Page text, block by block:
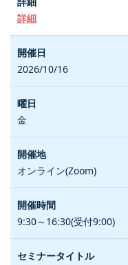
詳細
2026/10/16
金
オンライン(Zoom)
9:30～16:30(受付9:00)